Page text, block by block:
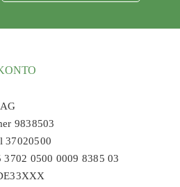
9838503
37020500
0500 0009 8385 03